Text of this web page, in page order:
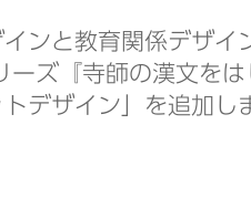
ンと教育関係デザイ
ーズ『寺師の漢文を
デザイン」を追加し